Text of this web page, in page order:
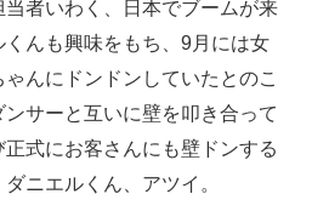
援
ト
者いわく、日本でブームが来
んも興味をもち、9月には女
んにドンドンしていたとのこ
サーと互いに壁を叩き合って
式にお客さんにも壁ドンする
ニエルくん、アツイ。